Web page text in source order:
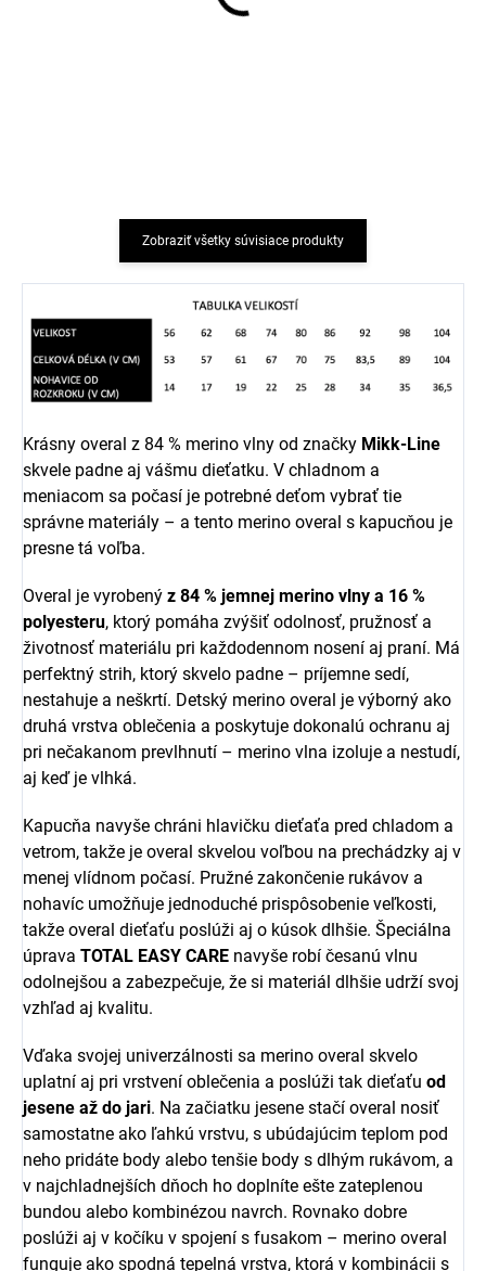
Zobraziť všetky súvisiace produkty
Krásny overal z 84 % merino vlny od značky Mikk-Line
skvele padne aj vášmu dieťatku. V chladnom a
meniacom sa počasí je potrebné deťom vybrať tie
správne materiály – a tento merino overal s kapucňou je
presne tá voľba.
Overal je vyrobený z 84 % jemnej merino vlny a 16 %
polyesteru, ktorý pomáha zvýšiť odolnosť, pružnosť a
životnosť materiálu pri každodennom nosení aj praní. Má
perfektný strih, ktorý skvelo padne – príjemne sedí,
nestahuje a neškrtí. Detský merino overal je výborný ako
druhá vrstva oblečenia a poskytuje dokonalú ochranu aj
pri nečakanom prevlhnutí – merino vlna izoluje a nestudí,
aj keď je vlhká.
Kapucňa navyše chráni hlavičku dieťaťa pred chladom a
vetrom, takže je overal skvelou voľbou na prechádzky aj v
menej vlídnom počasí. Pružné zakončenie rukávov a
nohavíc umožňuje jednoduché prispôsobenie veľkosti,
takže overal dieťaťu poslúži aj o kúsok dlhšie. Špeciálna
úprava TOTAL EASY CARE navyše robí česanú vlnu
odolnejšou a zabezpečuje, že si materiál dlhšie udrží svoj
vzhľad aj kvalitu.
Vďaka svojej univerzálnosti sa merino overal skvelo
uplatní aj pri vrstvení oblečenia a poslúži tak dieťaťu od
jesene až do jari. Na začiatku jesene stačí overal nosiť
samostatne ako ľahkú vrstvu, s ubúdajúcim teplom pod
neho pridáte body alebo tenšie body s dlhým rukávom, a
v najchladnejších dňoch ho doplníte ešte zateplenou
bundou alebo kombinézou navrch. Rovnako dobre
poslúži aj v kočíku v spojení s fusakom – merino overal
funguje ako spodná tepelná vrstva, ktorá v kombinácii s